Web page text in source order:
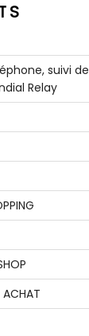
suivi de
Relay